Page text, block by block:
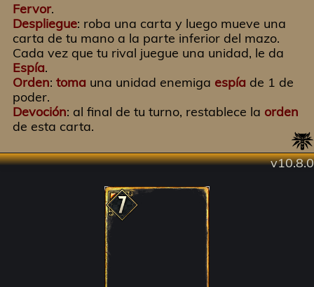
Fervor.
Despliegue: roba una carta y luego mueve una
carta de tu mano a la parte inferior del mazo.
Cada vez que tu rival juegue una unidad, le da
Espía.
Orden: toma una unidad enemiga espía de 1 de
poder.
Devoción: al final de tu turno, restablece la orden
de esta carta.
v10.8.0